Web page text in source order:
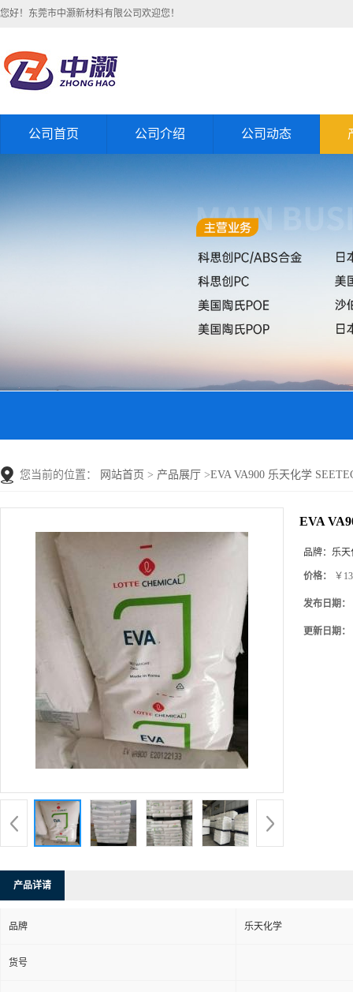
您好！东莞市中灏新材料有限公司欢迎您！
公司首页 公司介绍 公司动态
您当前的位置： 网站首页 > 产品展厅 >EVA VA900 乐天化学
EVA
品牌： 乐天
价格： ￥
发布日期：
更新日期：
产品详请
品牌 乐天化学
货号